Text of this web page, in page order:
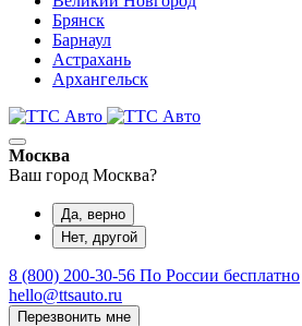
Брянск
Барнаул
Астрахань
Архангельск
Москва
Ваш город Москва?
Да, верно
Нет, другой
8 (800) 200-30-56 По России бесплатно
hello@ttsauto.ru
Перезвонить мне